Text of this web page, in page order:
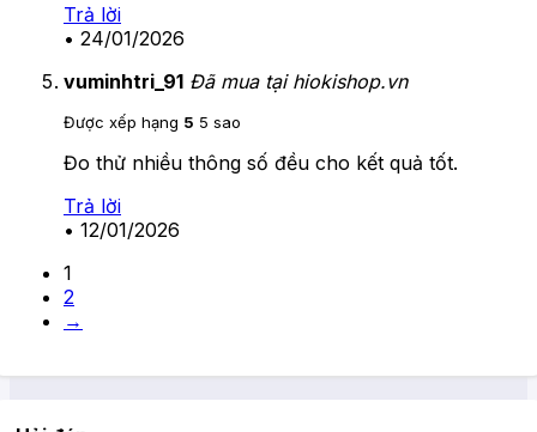
Trả lời
• 24/01/2026
vuminhtri_91 Đã mua tại hiokishop.vn
Được xếp hạng 5 5 sao
Đo thử nhiều thông số đều cho kết quả tốt.
Trả lời
• 12/01/2026
1
2
→